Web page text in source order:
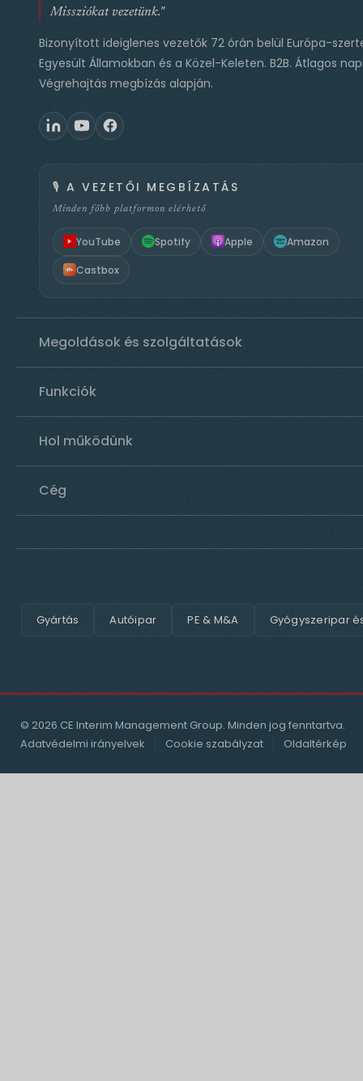
Missziókat vezetünk."
Bizonyított ideiglenes vezetők 72 órán belül Európa-
Egyesült Államokban és a Közel-Keleten. B2B. Átlagos
Végrehajtás megbízás alapján.
🎙️ A VEZETŐI MEGBÍZATÁS
Minden főbb platformon elérhető
YouTube Spotify Apple Amazon
Castbox
Megoldások és szolgáltatások
Funkciók
Hol működünk
Cég
Gyártás Autóipar PE & M&A Gyógyszeripar
© 2026 CE Interim Management Group. Minden jog fenntartva.
Adatvédelmi irányelvek
Cookie szabályzat Oldaltérkép